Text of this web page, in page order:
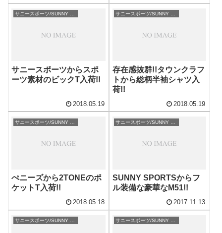
サニースポーツ/SUNNY SPORTS
サニースポーツからスポ
ーツ素材のビックT入荷!!
2018.05.19
サニースポーツ/SUNNY SPORTS
存在感抜群!!タウンクラフ
トから総柄半袖シャツ入
荷!!
2018.05.19
ぺニーズから2TONEのポ
ケットT入荷!!
2018.05.18
SUNNY SPORTSからフ
ル装備な豪華なM51!!
2017.11.13
サニースポーツ/SUNNY SPORTS サニースポーツ/SUNNY SPORTS